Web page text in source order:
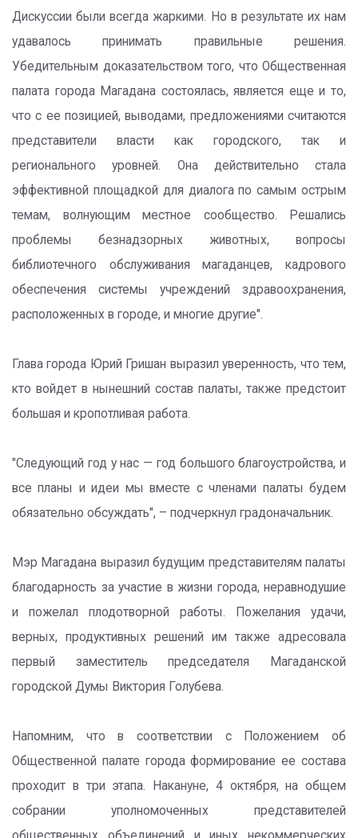
Дискуссии были всегда жаркими. Но в результате их нам
удавалось принимать правильные решения.
Убедительным доказательством того, что Общественная
палата города Магадана состоялась, является еще и то,
что с ее позицией, выводами, предложениями считаются
представители власти как городского, так и
регионального уровней. Она действительно стала
эффективной площадкой для диалога по самым острым
темам, волнующим местное сообщество. Решались
проблемы безнадзорных животных, вопросы
библиотечного обслуживания магаданцев, кадрового
обеспечения системы учреждений здравоохранения,
расположенных в городе, и многие другие".
Глава города Юрий Гришан выразил уверенность, что тем,
кто войдет в нынешний состав палаты, также предстоит
большая и кропотливая работа.
"Следующий год у нас — год большого благоустройства, и
все планы и идеи мы вместе с членами палаты будем
обязательно обсуждать", – подчеркнул градоначальник.
Мэр Магадана выразил будущим представителям палаты
благодарность за участие в жизни города, неравнодушие
и пожелал плодотворной работы. Пожелания удачи,
верных, продуктивных решений им также адресовала
первый заместитель председателя Магаданской
городской Думы Виктория Голубева.
Напомним, что в соответствии с Положением об
Общественной палате города формирование ее состава
проходит в три этапа. Накануне, 4 октября, на общем
собрании уполномоченных представителей